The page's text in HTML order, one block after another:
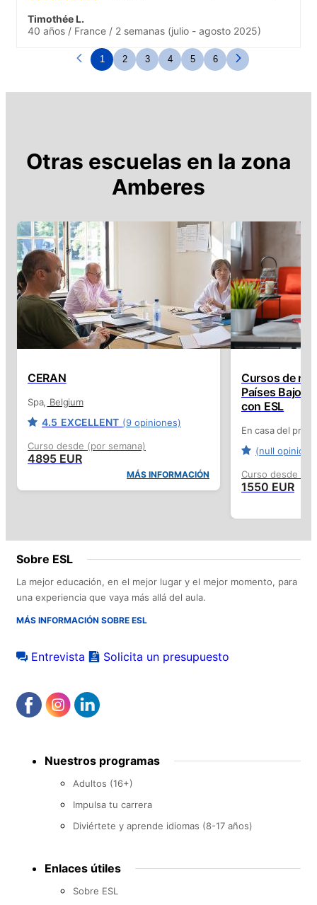
Timothée L.
40 años / France / 2 semanas (julio - agosto 2025)
1 2 3 4 5 6
Otras escuelas en la zona
Amberes
CERAN
Spa Belgium
4.5 EXCELLENT (9 opiniones)
Curso desde (por semana)
4895 EUR
MÁS INFORMACIÓN
Cursos de
Países Bajos
con ESL
En casa del
(null
Curso desde
1550 EUR
Sobre ESL
La mejor educación, en el mejor lugar y el mejor momento, para
una experiencia que vaya más allá del aula.
MÁS INFORMACIÓN SOBRE ESL
Entrevista Solicita un presupuesto
menu Nuestros programas
Adultos (16+)
Impulsa tu carrera
Diviértete y aprende idiomas (8-17 años)
Enlaces útiles
Sobre ESL